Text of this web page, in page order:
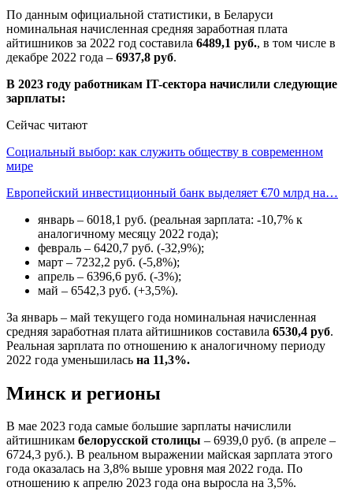
По данным официальной статистики, в Беларуси
номинальная начисленная средняя заработная плата
айтишников за 2022 год составила 6489,1 руб., в том числе в
декабре 2022 года – 6937,8 руб.
В 2023 году работникам IT-сектора начислили следующие
зарплаты:
Сейчас читают
Социальный выбор: как служить обществу в современном
мире
Европейский инвестиционный банк выделяет €70 млрд на…
январь – 6018,1 руб. (реальная зарплата: -10,7% к
аналогичному месяцу 2022 года);
февраль – 6420,7 руб. (-32,9%);
март – 7232,2 руб. (-5,8%);
апрель – 6396,6 руб. (-3%);
май – 6542,3 руб. (+3,5%).
За январь – май текущего года номинальная начисленная
средняя заработная плата айтишников составила 6530,4 руб.
Реальная зарплата по отношению к аналогичному периоду
2022 года уменьшилась на 11,3%.
Минск и регионы
В мае 2023 года самые большие зарплаты начислили
айтишникам белорусской столицы – 6939,0 руб. (в апреле –
6724,3 руб.). В реальном выражении майская зарплата этого
года оказалась на 3,8% выше уровня мая 2022 года. По
отношению к апрелю 2023 года она выросла на 3,5%.